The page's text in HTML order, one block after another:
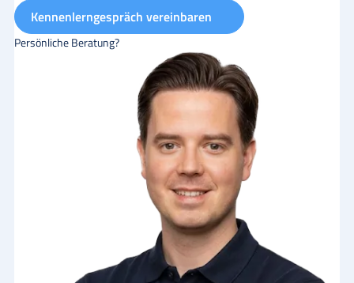
Kennenlerngespräch vereinbaren
Persönliche Beratung?